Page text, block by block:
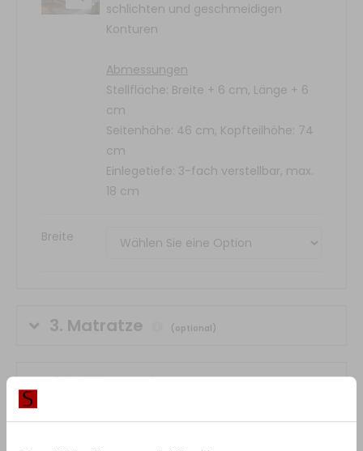
schlichten und geschmeidigen
Konturen
Abmessungen
Stellfläche: Breite + 6 cm, Länge + 6
cm
Seitenhöhe: 46 cm, Kopfteilhöhe: 74
cm
Einlegetiefe: 3-fach verstellbar, max.
18 cm
Breite
3. Matratze (optional)
4.Lattenrost